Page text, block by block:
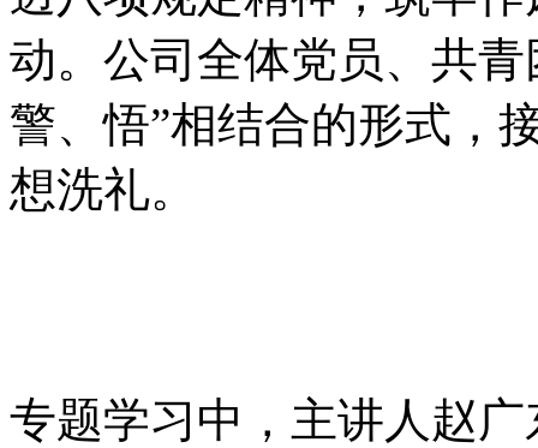
动。公司全体党员、共青团
警、悟”相结合的形式
想洗礼。
专题学习中，主讲人